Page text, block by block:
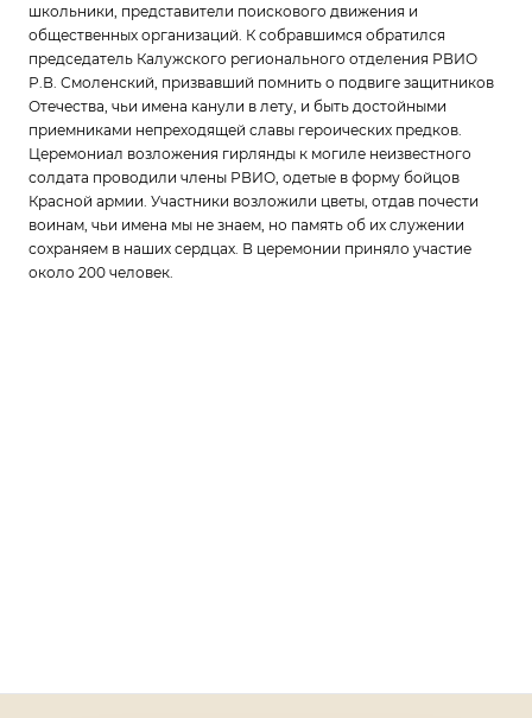
школьники, представители поискового движения и
общественных организаций. К собравшимся обратился
председатель Калужского регионального отделения РВИО
Р.В. Смоленский, призвавший помнить о подвиге защитников
Отечества, чьи имена канули в лету, и быть достойными
приемниками непреходящей славы героических предков.
Церемониал возложения гирлянды к могиле неизвестного
солдата проводили члены РВИО, одетые в форму бойцов
Красной армии. Участники возложили цветы, отдав почести
воинам, чьи имена мы не знаем, но память об их служении
сохраняем в наших сердцах. В церемонии приняло участие
около 200 человек.